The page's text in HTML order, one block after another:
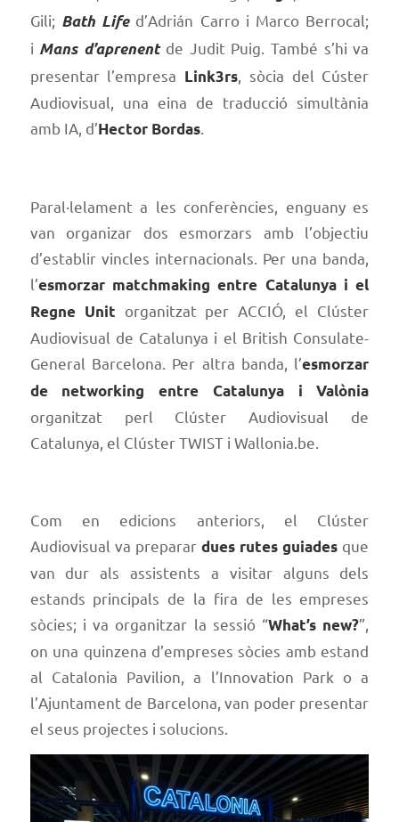
Gili; Bath Lifed’Adrián Carro i Marco Berrocal;
i Mans d’aprenentde Judit Puig. També s’hi va
presentar l’empresa Link3rs , sòcia del Cúster
Audiovisual, una eina de traducció simultània
amb IA, d’Hector Bordas.
Paral·lelament a les conferències, enguany es
van organizar dos esmorzars amb l’objectiu
d’establir vincles internacionals. Per una banda,
l’esmorzar matchmaking entre Catalunya i el
Regne Unit organitzat per ACCIÓ, el Clúster
Audiovisual de Catalunya i el British Consulate-
General Barcelona. Per altra banda, l’esmorzar
de networking entre Catalunya i Valònia
organitzat perl Clúster Audiovisual de
Catalunya, el Clúster TWIST i Wallonia.be.
Com en edicions anteriors, el Clúster
Audiovisual va preparar dues rutes guiades que
van dur als assistents a visitar alguns dels
estands principals de la fira de les empreses
sòcies; i va organitzar la sessió “What’s new?”,
on una quinzena d’empreses sòcies amb estand
al Catalonia Pavilion, a l’Innovation Park o a
l’Ajuntament de Barcelona, van poder presentar
el seus projectes i solucions.